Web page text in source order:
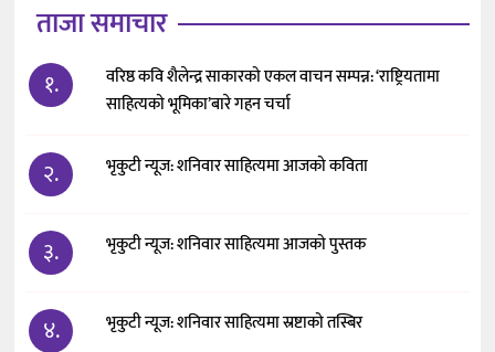
ताजा समाचार
१.
वरिष्ठ कवि शैलेन्द्र साकारको एकल वाचन सम्पन्न: ‘राष्ट्रियतामा
साहित्यको भूमिका’बारे गहन चर्चा
२. भृकुटी न्यूज: शनिवार साहित्यमा आजको कविता
३. भृकुटी न्यूज: शनिवार साहित्यमा आजको पुस्तक
४. भृकुटी न्यूज: शनिवार साहित्यमा स्रष्टाको तस्बिर